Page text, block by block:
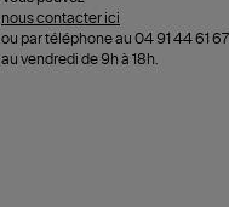
nous contacter ici
ou par téléphone au 04 91 44 61
au vendredi de 9h à 18h.